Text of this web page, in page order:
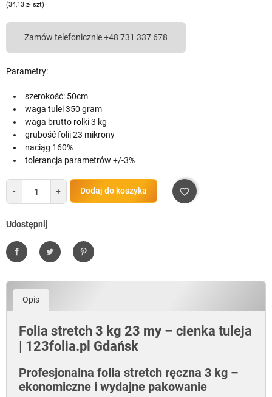
(34,13 zł szt)
Zamów telefonicznie +48 731 337 678
Parametry:
szerokość: 50cm
waga tulei 350 gram
waga brutto rolki 3 kg
grubość folii 23 mikrony
naciąg 160%
tolerancja parametrów +/-3%
- + Dodaj do koszyka favorite_border
Udostępnij
UdostępnijTweetujPinterest
Opis
Folia stretch 3 kg 23 my – cienka tuleja
| 123folia.pl Gdańsk
Profesjonalna folia stretch ręczna 3 kg –
ekonomiczne i wydajne pakowanie